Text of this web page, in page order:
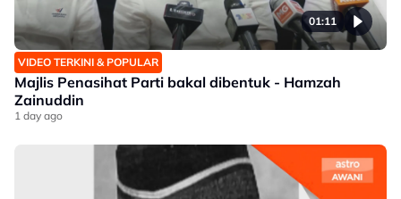
01:11
VIDEO TERKINI & POPULAR
Majlis Penasihat Parti bakal dibentuk - Hamzah
Zainuddin
1 day ago